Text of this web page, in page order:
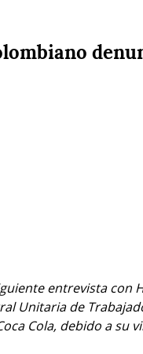
entrevista con
Unitaria de
Cola, debido a su